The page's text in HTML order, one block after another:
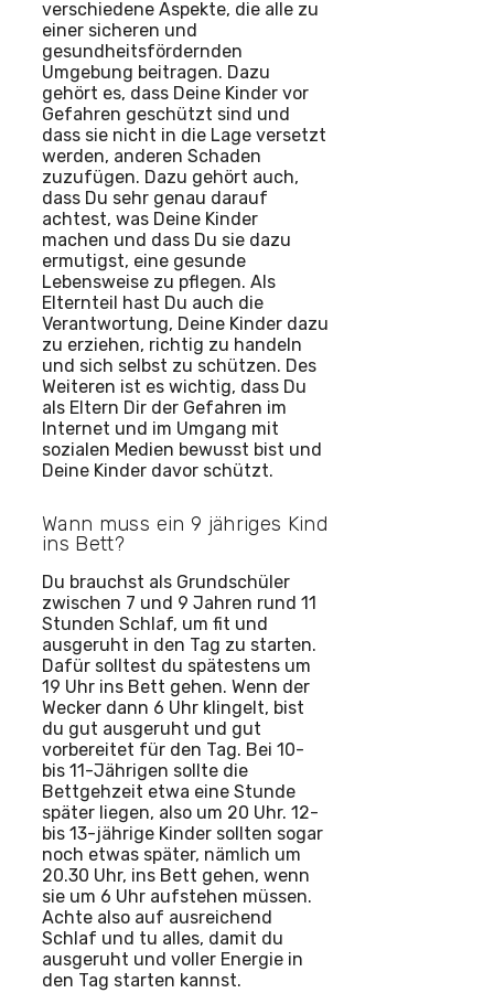
verschiedene Aspekte, die alle zu
einer sicheren und
gesundheitsfördernden
Umgebung beitragen. Dazu
gehört es, dass Deine Kinder vor
Gefahren geschützt sind und
dass sie nicht in die Lage versetzt
werden, anderen Schaden
zuzufügen. Dazu gehört auch,
dass Du sehr genau darauf
achtest, was Deine Kinder
machen und dass Du sie dazu
ermutigst, eine gesunde
Lebensweise zu pflegen. Als
Elternteil hast Du auch die
Verantwortung, Deine Kinder dazu
zu erziehen, richtig zu handeln
und sich selbst zu schützen. Des
Weiteren ist es wichtig, dass Du
als Eltern Dir der Gefahren im
Internet und im Umgang mit
sozialen Medien bewusst bist und
Deine Kinder davor schützt.
Wann muss ein 9 jähriges Kind
ins Bett?
Du brauchst als Grundschüler
zwischen 7 und 9 Jahren rund 11
Stunden Schlaf, um fit und
ausgeruht in den Tag zu starten.
Dafür solltest du spätestens um
19 Uhr ins Bett gehen. Wenn der
Wecker dann 6 Uhr klingelt, bist
du gut ausgeruht und gut
vorbereitet für den Tag. Bei 10-
bis 11-Jährigen sollte die
Bettgehzeit etwa eine Stunde
später liegen, also um 20 Uhr. 12-
bis 13-jährige Kinder sollten sogar
noch etwas später, nämlich um
20.30 Uhr, ins Bett gehen, wenn
sie um 6 Uhr aufstehen müssen.
Achte also auf ausreichend
Schlaf und tu alles, damit du
ausgeruht und voller Energie in
den Tag starten kannst.